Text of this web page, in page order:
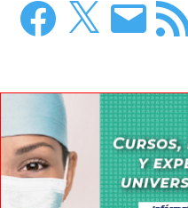
electrónico
RSS